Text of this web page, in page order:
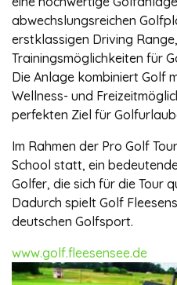
abwechslungsreichen
erstklassigen Driving
Trainingsmöglichkeiten für
Die Anlage kombiniert Golf
Wellness- und
perfekten Ziel für
Im Rahmen der Pro Golf Tour
School statt, ein
Golfer, die sich für die Tour
Dadurch spielt Golf
deutschen Golfsport.
www.golf.fleesensee.de